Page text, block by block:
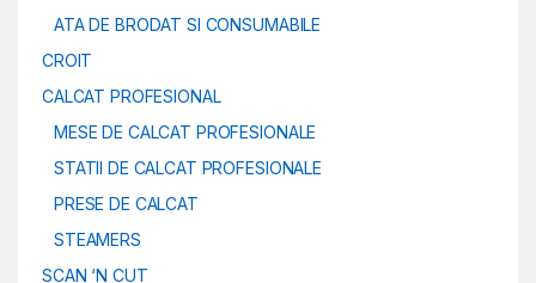
ATA DE BRODAT SI CONSUMABILE
CROIT
CALCAT PROFESIONAL
MESE DE CALCAT PROFESIONALE
STATII DE CALCAT PROFESIONALE
PRESE DE CALCAT
STEAMERS
SCAN ‘N CUT